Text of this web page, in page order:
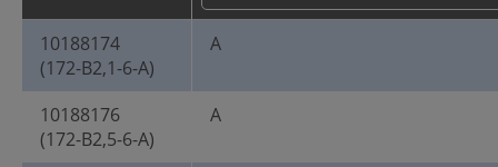
10188174
(172-B2,1-6-A)
A
10188176
(172-B2,5-6-A)
A